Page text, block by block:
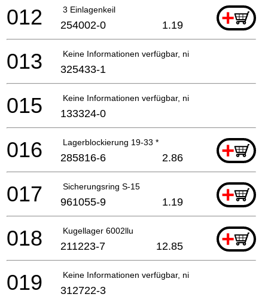
3 Einlagenkeil +
012 254002-0 1.19
Keine Informationen verfügbar, nicht bestellbar
013 325433-1
Keine Informationen verfügbar, nicht bestellbar
015 133324-0
Lagerblockierung 19-33 * +
016 285816-6 2.86
Sicherungsring S-15 +
017 961055-9 1.19
Kugellager 6002llu +
018 211223-7 12.85
Keine Informationen verfügbar, nicht bestellbar
019 312722-3